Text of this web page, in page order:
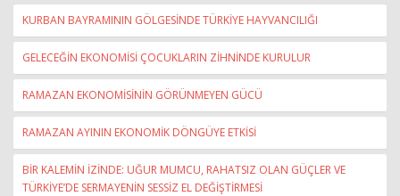
KURBAN BAYRAMININ GÖLGESİNDE TÜRKİYE HAYVANCILIĞI
GELECEĞİN EKONOMİSİ ÇOCUKLARIN ZİHNİNDE KURULUR
RAMAZAN EKONOMİSİNİN GÖRÜNMEYEN GÜCÜ
RAMAZAN AYININ EKONOMİK DÖNGÜYE ETKİSİ
BİR KALEMİN İZİNDE: UĞUR MUMCU, RAHATSIZ OLAN GÜÇLER VE
TÜRKİYE’DE SERMAYENİN SESSİZ EL DEĞİŞTİRMESİ